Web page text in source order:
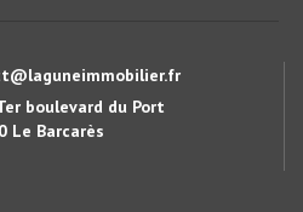
boulevard du Port
Le Barcarès